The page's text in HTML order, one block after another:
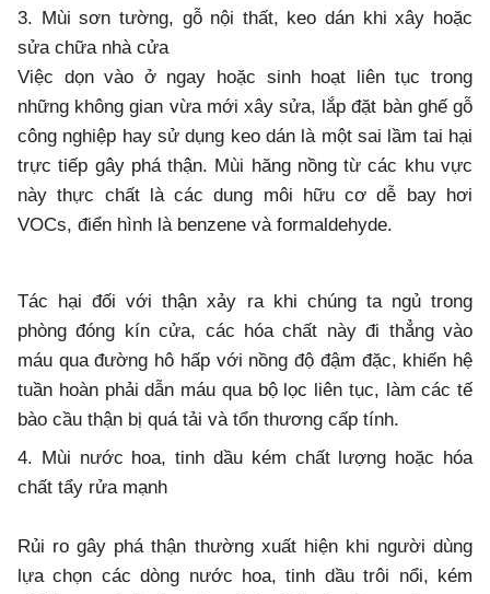
3. Mùi sơn tường, gỗ nội thất, keo dán khi xây hoặc
sửa chữa nhà cửa
Việc dọn vào ở ngay hoặc sinh hoạt liên tục trong
những không gian vừa mới xây sửa, lắp đặt bàn ghế gỗ
công nghiệp hay sử dụng keo dán là một sai lầm tai hại
trực tiếp gây phá thận. Mùi hăng nồng từ các khu vực
này thực chất là các dung môi hữu cơ dễ bay hơi
VOCs, điển hình là benzene và formaldehyde.
Tác hại đối với thận xảy ra khi chúng ta ngủ trong
phòng đóng kín cửa, các hóa chất này đi thẳng vào
máu qua đường hô hấp với nồng độ đậm đặc, khiến hệ
tuần hoàn phải dẫn máu qua bộ lọc liên tục, làm các tế
bào cầu thận bị quá tải và tổn thương cấp tính.
4. Mùi nước hoa, tinh dầu kém chất lượng hoặc hóa
chất tẩy rửa mạnh
Rủi ro gây phá thận thường xuất hiện khi người dùng
lựa chọn các dòng nước hoa, tinh dầu trôi nổi, kém